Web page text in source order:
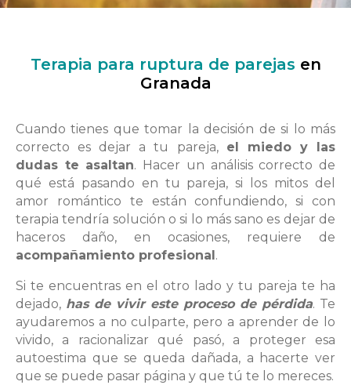
Terapia para ruptura de parejas en
Granada
Cuando tienes que tomar la decisión de si lo más
correcto es dejar a tu pareja, el miedo y las
dudas te asaltan. Hacer un análisis correcto de
qué está pasando en tu pareja, si los mitos del
amor romántico te están confundiendo, si con
terapia tendría solución o si lo más sano es dejar de
haceros daño, en ocasiones, requiere de
acompañamiento profesional.
Si te encuentras en el otro lado y tu pareja te ha
dejado, has de vivir este proceso de pérdida. Te
ayudaremos a no culparte, pero a aprender de lo
vivido, a racionalizar qué pasó, a proteger esa
autoestima que se queda dañada, a hacerte ver
que se puede pasar página y que tú te lo mereces.